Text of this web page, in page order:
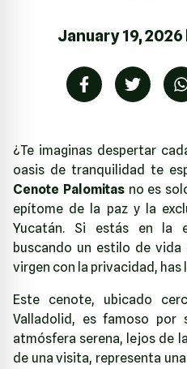
January 19, 2026
¿Te imaginas despertar
oasis de tranquilidad te
Cenote Palomitasno es
epítome de la paz y la
Yucatán. Si estás en la
buscando un estilo de vida
virgen con la privacidad,
Este cenote, ubicado
Valladolid, es famoso por
atmósfera serena, lejos de
de una visita, representa